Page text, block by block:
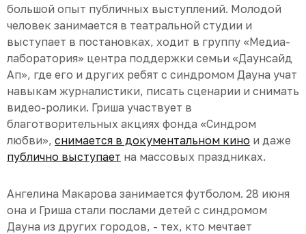
большой опыт публичных выступлений. Молодой
человек занимается в театральной студии и
выступает в постановках, ходит в группу «Медиа-
лаборатория» центра поддержки семьи «Даунсайд
Ап», где его и других ребят с синдромом Дауна учат
навыкам журналистики, писать сценарии и снимать
видео-ролики. Гриша участвует в
благотворительных акциях фонда «Синдром
любви», снимается в документальном кино и даже
публично выступает на массовых праздниках.
Ангелина Макарова занимается футболом. 28 июня
она и Гриша стали послами детей с синдромом
Дауна из других городов, - тех, кто мечтает